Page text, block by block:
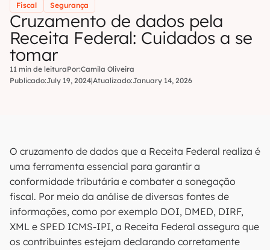
Fiscal Segurança
Cruzamento de dados pela
Receita Federal: Cuidados a se
tomar
11 min de leituraPor:Camila Oliveira
Publicado:July 19, 2024|Atualizado:January 14, 2026
O cruzamento de dados que a Receita Federal realiza é
uma ferramenta essencial para garantir a
conformidade tributária e combater a sonegação
fiscal. Por meio da análise de diversas fontes de
informações, como por exemplo DOI, DMED, DIRF,
XML e SPED ICMS-IPI, a Receita Federal assegura que
os contribuintes estejam declarando corretamente